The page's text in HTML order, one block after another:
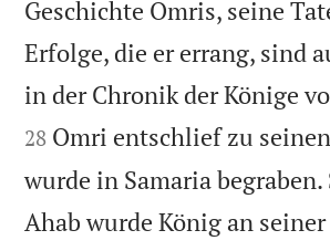
Geschichte Omris, seine
Erfolge, die er errang, sind
in der Chronik der Könige
28 Omri entschlief zu
wurde in Samaria begraben.
Ahab wurde König an